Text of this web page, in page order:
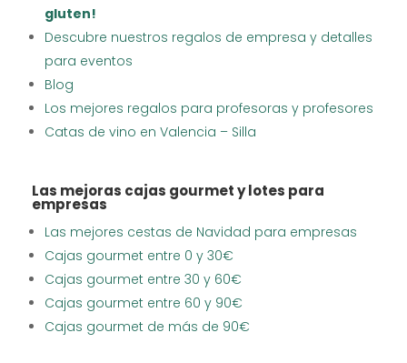
gluten!
Descubre nuestros regalos de empresa y detalles
para eventos
Blog
Los mejores regalos para profesoras y profesores
Catas de vino en Valencia – Silla
Las mejoras cajas gourmet y lotes para
empresas
Las mejores cestas de Navidad para empresas
Cajas gourmet entre 0 y 30€
Cajas gourmet entre 30 y 60€
Cajas gourmet entre 60 y 90€
Cajas gourmet de más de 90€